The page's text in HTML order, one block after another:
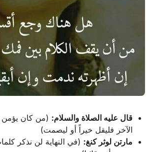
قال عليه الصلاة والسلام: (من كان يؤمن
الآخر فليقل خيراً أو ليصمت)
مارتن لوثر كنغ: (في النهاية لن نذكر